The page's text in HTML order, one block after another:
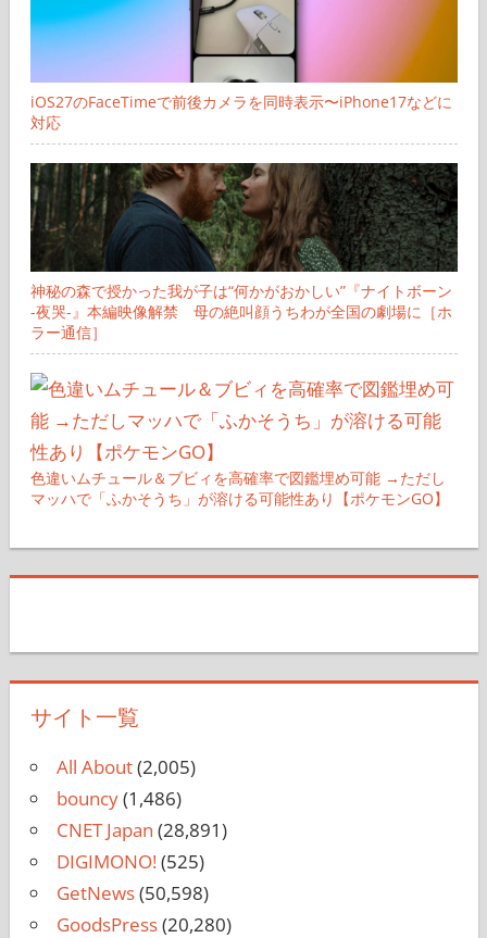
iOS27のFaceTimeで前後カメラを同時表示〜iPhone17などに
対応
神秘の森で授かった我が子は“何かがおかしい”『ナイトボーン
-夜哭-』本編映像解禁 母の絶叫顔うちわが全国の劇場に［ホ
ラー通信］
色違いムチュール＆ブビィを高確率で図鑑埋め可能 →ただし
マッハで「ふかそうち」が溶ける可能性あり【ポケモンGO】
サイト一覧
All About(2,005)
bouncy(1,486)
CNET Japan (28,891)
DIGIMONO!(525)
GetNews(50,598)
GoodsPress(20,280)